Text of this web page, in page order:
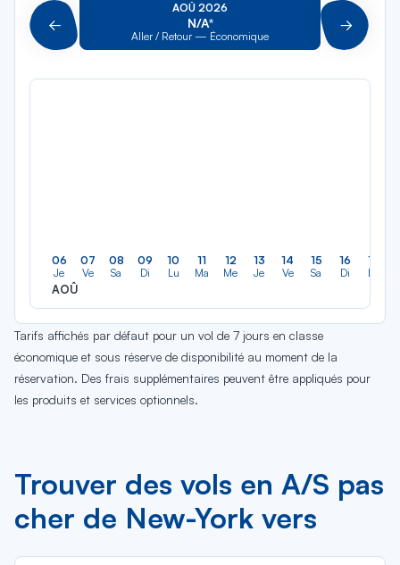
Précédent
AOÛ 2026
N/A*
Aller / Retour — Économique Suivant
06
Je
AOÛ
07
Ve
08
Sa
09
Di
10
Lu
11
Ma
12
Me
13
Je
14
Ve
15
Sa
16
Di
17
Lu
Tarifs affichés par défaut pour un vol de 7 jours en classe
économique et sous réserve de disponibilité au moment de la
réservation. Des frais supplémentaires peuvent être appliqués pour
les produits et services optionnels.
Trouver des vols en A/S pas
cher de New-York vers